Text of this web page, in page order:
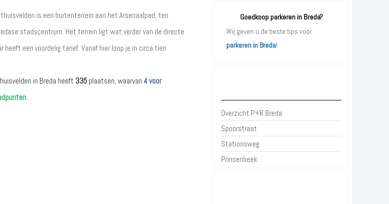
is een buitenterrein aan het Arsenaalpad, ten
stadscentrum. Het terrein ligt wat verder van de directe
heeft een voordelig tarief. Vanaf hier loop je in circa tien
in Breda heeft 335plaatsen, waarvan 4 voor
.
Goedkoop parkeren in Breda?
Wij geven u de beste tips voor
parkeren in Breda!
Overzicht P+R Breda
Spoorstraat
Stationsweg
Prinsenbeek